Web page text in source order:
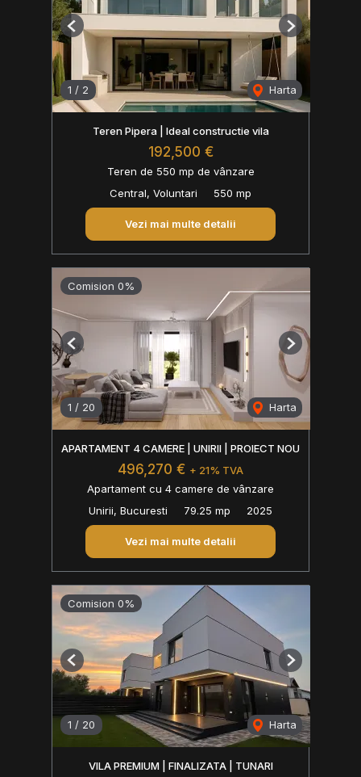
1 / 2 Harta
Previous Next
Teren Pipera | Ideal constructie vila
192,500 €
Teren de 550 mp de vânzare
Central, Voluntari
550 mp
Vezi mai multe detalii
Comision 0%
1 / 20 Harta
Previous Next
APARTAMENT 4 CAMERE | UNIRII | PROIECT NOU
496,270 € + 21% TVA
Apartament cu 4 camere de vânzare
Unirii, Bucuresti
79.25 mp 2025
Vezi mai multe detalii
Comision 0%
1 / 20 Harta
Previous Next
VILA PREMIUM | FINALIZATA | TUNARI